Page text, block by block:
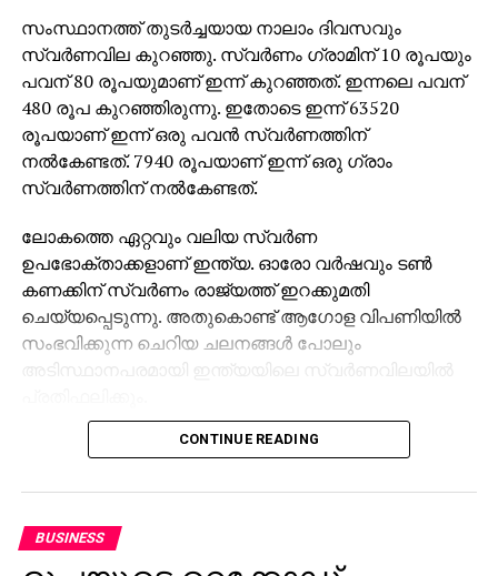
സംസ്ഥാനത്ത് തുടര്‍ച്ചയായ നാലാം ദിവസവും
സ്വര്‍ണവില കുറഞ്ഞു. സ്വര്‍ണം ഗ്രാമിന് 10 രൂപയും
പവന് 80 രൂപയുമാണ് ഇന്ന് കുറഞ്ഞത്. ഇന്നലെ പവന്
480 രൂപ കുറഞ്ഞിരുന്നു. ഇതോടെ ഇന്ന് 63520
രൂപയാണ് ഇന്ന് ഒരു പവന്‍ സ്വര്‍ണത്തിന്
നല്‍കേണ്ടത്. 7940 രൂപയാണ് ഇന്ന് ഒരു ഗ്രാം
സ്വര്‍ണത്തിന് നല്‍കേണ്ടത്.
ലോകത്തെ ഏറ്റവും വലിയ സ്വര്‍ണ
ഉപഭോക്താക്കളാണ് ഇന്ത്യ. ഓരോ വര്‍ഷവും ടണ്‍
കണക്കിന് സ്വര്‍ണം രാജ്യത്ത് ഇറക്കുമതി
ചെയ്യപ്പെടുന്നു. അതുകൊണ്ട് ആഗോള വിപണിയില്‍
സംഭവിക്കുന്ന ചെറിയ ചലനങ്ങള്‍ പോലും
അടിസ്ഥാനപരമായി ഇന്ത്യയിലെ സ്വര്‍ണവിലയില്‍
അതേസമയം, രാജ്യാന്തര വിപണിയില്‍ സ്വര്‍ണത്തിന്
നിര്‍ബന്ധമില്ല. രൂപയുടെ മൂല്യം, പ്രാദേശികമായ
ആവശ്യകത, ഇറക്കുമതി തീരുവ എന്നീ ഘടകങ്ങള്‍
ഇന്ത്യയിലെ സ്വര്‍ണവില നിശ്ചയിക്കുന്നതില്‍ പ്രധാന
CONTINUE READING
BUSINESS